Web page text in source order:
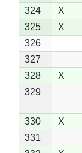
324
X
325
X
326
327
328
X
329
330
X
331